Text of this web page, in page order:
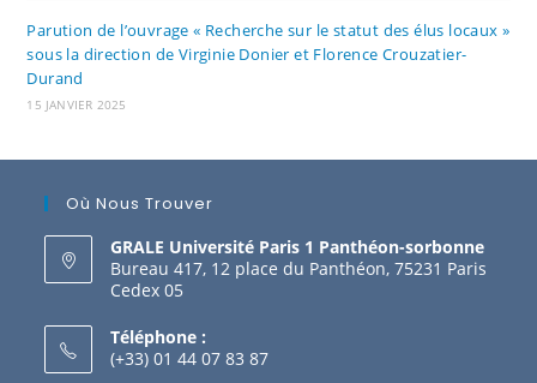
Parution de l’ouvrage « Recherche sur le statut des élus locaux »
sous la direction de Virginie Donier et Florence Crouzatier-
Durand
15 JANVIER 2025
Où Nous Trouver
GRALE Université Paris 1 Panthéon-sorbonne
Bureau 417, 12 place du Panthéon, 75231 Paris
Cedex 05
Téléphone :
(+33) 01 44 07 83 87